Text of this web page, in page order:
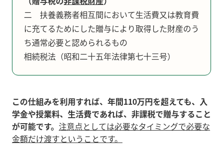
二 扶養義務者相互間において生活費又は教育費
に充てるためにした贈与により取得した財産のう
ち通常必要と認められるもの
相続税法（昭和二十五年法律第七十三号）
この仕組みを利用すれば、 年間110万円を超えても、 入
学金や授業料、生活費であれば、 非課税で贈与すること
が可能です。 注意点としては必要なタイミングで必要な
金額だけ渡すということです。